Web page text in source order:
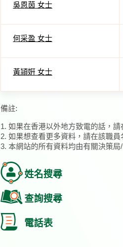
吳恩茵 女士
何采盈 女士
黃頴姸 女士
備註:
1. 如果在香港以外地方致電的話，
2. 如果想查看更多資料，請在該職員
3. 本網站的所有資料均由有關決策局
姓名搜尋
查詢搜尋
電話表